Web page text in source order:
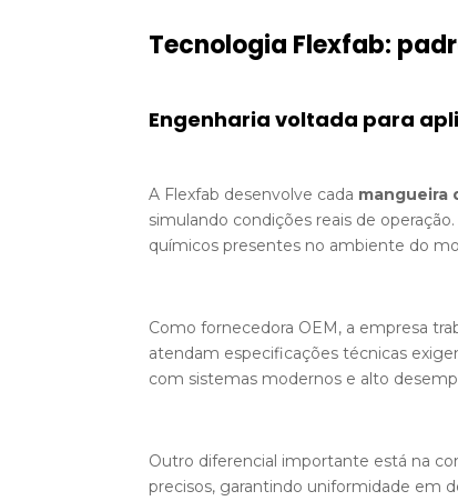
Tecnologia Flexfab:
Engenharia voltada para
A Flexfab desenvolve cada mangueira
simulando condições reais de
químicos presentes no ambiente do
Como fornecedora OEM, a empresa
atendam especificações técnicas
com sistemas modernos e alto
Outro diferencial importante está na
precisos, garantindo uniformidade em